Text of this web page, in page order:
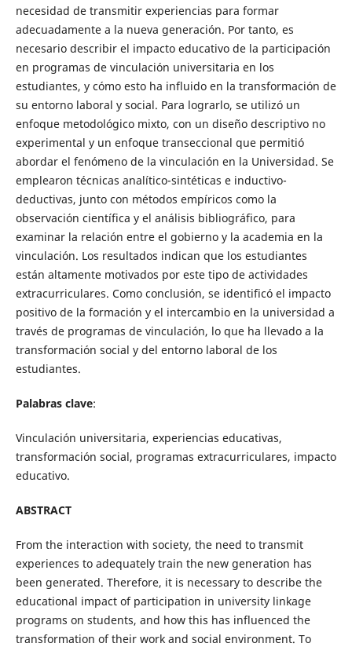
necesidad de transmitir experiencias para formar
adecuadamente a la nueva generación. Por tanto, es
necesario describir el impacto educativo de la participación
en programas de vinculación universitaria en los
estudiantes, y cómo esto ha influido en la transformación de
su entorno laboral y social. Para lograrlo, se utilizó un
enfoque metodológico mixto, con un diseño descriptivo no
experimental y un enfoque transeccional que permitió
abordar el fenómeno de la vinculación en la Universidad. Se
emplearon técnicas analítico-sintéticas e inductivo-
deductivas, junto con métodos empíricos como la
observación científica y el análisis bibliográfico, para
examinar la relación entre el gobierno y la academia en la
vinculación. Los resultados indican que los estudiantes
están altamente motivados por este tipo de actividades
extracurriculares. Como conclusión, se identificó el impacto
positivo de la formación y el intercambio en la universidad a
través de programas de vinculación, lo que ha llevado a la
transformación social y del entorno laboral de los
estudiantes.
Palabras clave:
Vinculación universitaria, experiencias educativas,
transformación social, programas extracurriculares, impacto
educativo.
ABSTRACT
From the interaction with society, the need to transmit
experiences to adequately train the new generation has
been generated. Therefore, it is necessary to describe the
educational impact of participation in university linkage
programs on students, and how this has influenced the
transformation of their work and social environment. To